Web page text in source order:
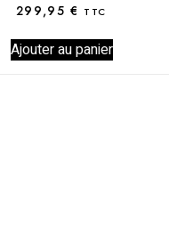
299,95€ TTC
Ajouter au panier